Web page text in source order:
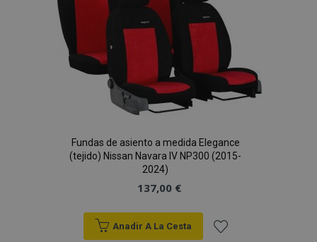
de
Deseos
Fundas de asiento a medida Elegance
(tejido) Nissan Navara IV NP300 (2015-
2024)
137,00 €
Anadir A La Cesta